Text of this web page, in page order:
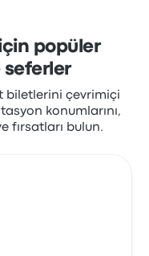
popüler
seferler
biletlerini çevrimiçi
konumlarını,
fırsatları bulun.